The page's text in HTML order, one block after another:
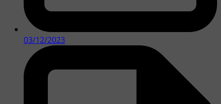
03/12/2023